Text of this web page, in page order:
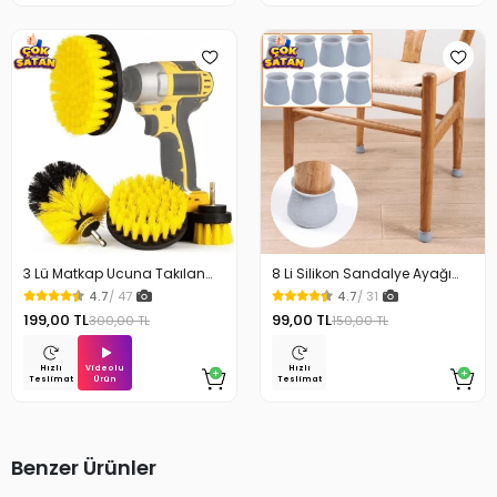
3 Lü Matkap Ucuna Takılan
Temizlik Fırça Seti
4.7/ 47
199,00 TL300,00 TL
Hızlı
Teslimat
Videolu
Ürün
8 Li Silikon Sandalye Ayağı
Koruyucu Çizdirmez
4.7/ 31
99,00 TL150,00 TL
Hızlı
Teslimat
Benzer Ürünler